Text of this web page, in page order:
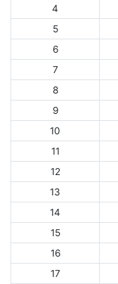
4
5
6
7
8
9
10
11
12
13
14
15
16
17